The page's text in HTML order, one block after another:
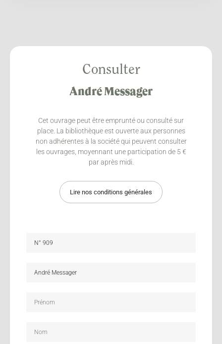
Consulter
André Messager
Cet ouvrage peut être emprunté ou consulté sur
place. La bibliothèque est ouverte aux personnes
non adhérentes à la société qui peuvent consulter
les ouvrages, moyennant une participation de 5 €
par après midi.
Lire nos conditions générales